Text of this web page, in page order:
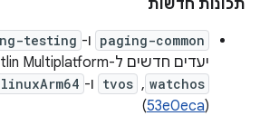
תכונות חדשות
paging-common ו- testing
יעדים חדשים ל-Kotlin Multiplatform: ‏
watchos
,‏
tvos ו- linuxArm64
(
53e0eca
)